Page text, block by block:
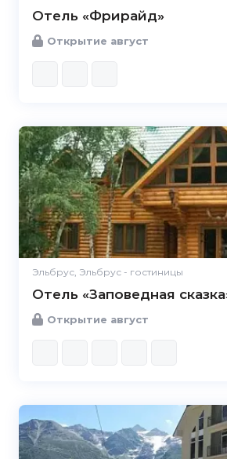
Отель «Фрирайд»
Открытие август
Эльбрус, Эльбрус - гостиницы
Отель «Заповедная
Открытие август